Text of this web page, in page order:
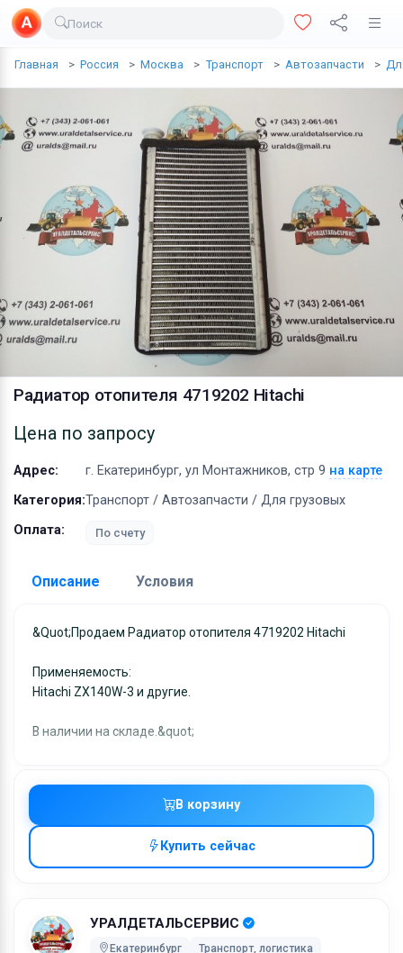
Поиск
Главная Россия Москва Транспорт Автозапчасти
Радиатор отопителя 4719202 Hitachi
В корзину
Купить сейчас
УРАЛДЕТАЛЬСЕРВИС
Екатеринбург
Транспорт, логистика
Цена по запросу
Адрес: г. Екатеринбург, ул Монтажников, стр 9 на карте
Категория:Транспорт / Автозапчасти / Для грузовых
Оплата:
По счету
Описание Условия
&quot;Продаем Радиатор отопителя 4719202 Hitachi
Применяемость:
Hitachi ZX140W-3 и другие.
В наличии на складе.&quot;
Доставка:
Монтажников, стр 9
Условия и гарантии:
Отправка товара осуществляется в течение 2-х
без обязательной подписи. При выборе доставки
через UPS Extra с обязательной подписью, с Вас
будет взиматься дополнительная плата. Перед
выбором способа доставки, просим связаться с
заказа онлайн.
Доставка еды
Недвижимость
Личные вещи
Одежда и обувь
Все для дома
Хобби и отдых
Оборудование
Материалы